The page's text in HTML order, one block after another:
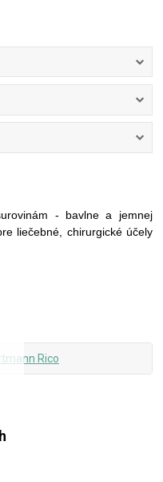
- bavlne a jemnej
liečebné, chirurgické účely
Rico